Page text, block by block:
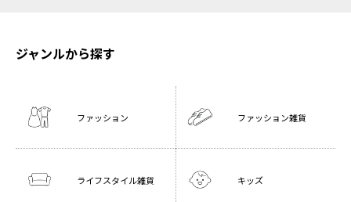
ジャンルから探す
ファッション ファッション雑貨
ライフスタイル雑貨 キッズ